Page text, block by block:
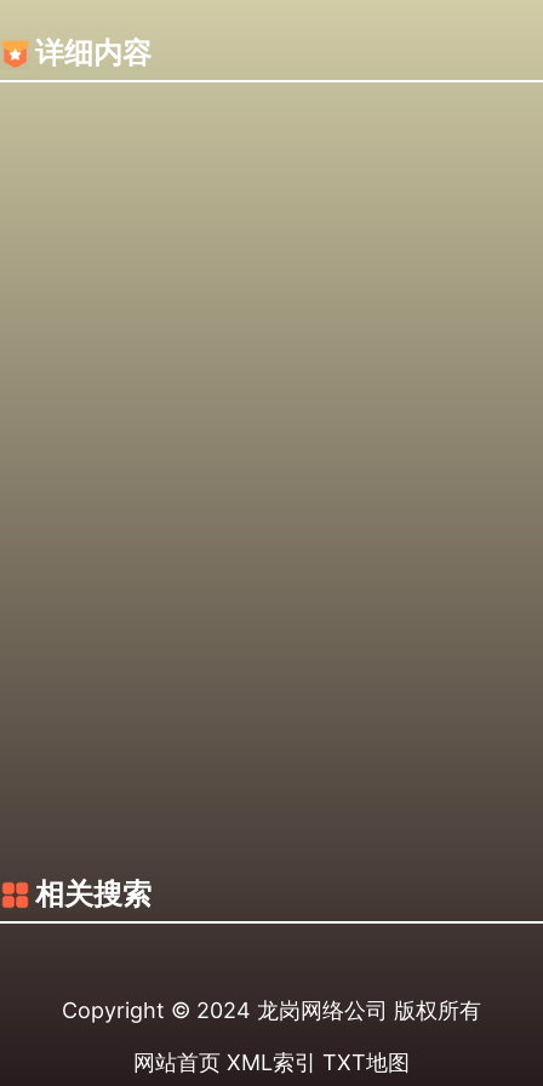
详细内容
相关搜索
Copyright © 2024 龙岗网络公司 版权所有
网站首页 XML索引 TXT地图